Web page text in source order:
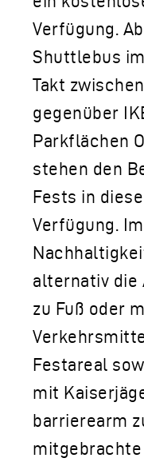
Verfügung.
Shuttlebus
Takt
gegenüber
Parkflächen
stehen den
Fests in
Verfügung.
alternativ die
zu Fuß oder
Festareal
mit
barrierearm
mitgebrachte